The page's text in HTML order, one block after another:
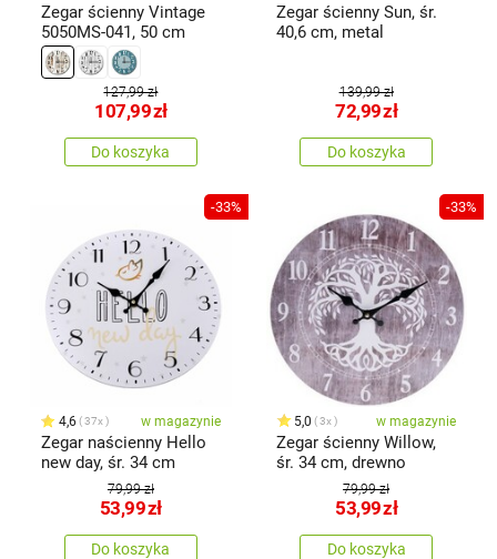
Zegar ścienny Vintage
5050MS-041, 50 cm
127,99 zł
107,99zł
Do koszyka
Zegar ścienny Sun, śr.
40,6 cm, metal
139,99 zł
72,99zł
Do koszyka
-33%
4,6 37x w magazynie
Zegar naścienny Hello
new day, śr. 34 cm
79,99 zł
53,99zł
Do koszyka
-33%
5,0 3x w magazynie
Zegar ścienny Willow,
śr. 34 cm, drewno
79,99 zł
53,99zł
Do koszyka